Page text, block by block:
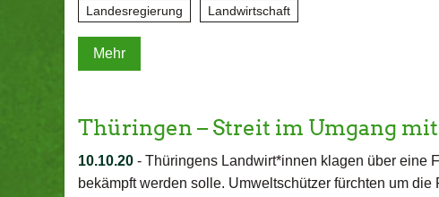
Landesregierung Landwirtschaft
Mehr
Thüringen – Streit im Umgang
10.10.20 - Thüringens Landwirt*innen klagen über eine
bekämpft werden solle. Umweltschützer fürchten um die